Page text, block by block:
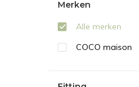
Merken
Alle merken
COCO maison